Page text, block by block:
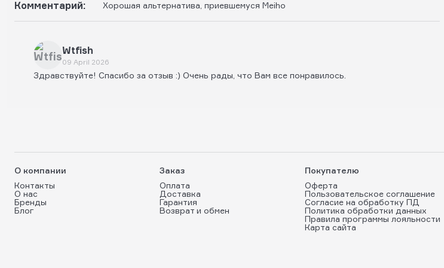
Комментарий: Хорошая альтернатива, приевшемуся Meiho
Wtfish
09 April 2026
Здравствуйте! Спасибо за отзыв :) Очень рады, что Вам все понравилось.
О компании
Контакты
О нас
Бренды
Блог
Заказ
Оплата
Доставка
Гарантия
Возврат и обмен
Покупателю
Оферта
Пользовательское соглашение
Согласие на обработку ПД
Политика обработки данных
Правила программы лояльности
Карта сайта